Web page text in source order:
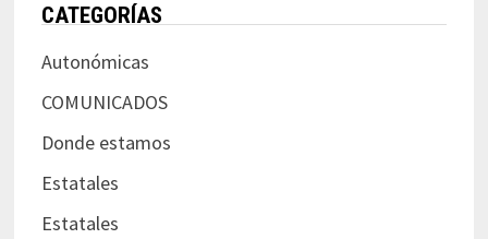
CATEGORÍAS
Autonómicas
COMUNICADOS
Donde estamos
Estatales
Estatales